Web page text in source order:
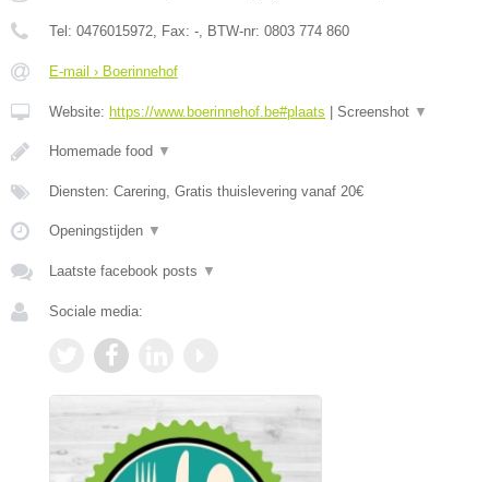
Tel: 0476015972 , Fax: - , BTW-nr: 0803 774 860
E-mail › Boerinnehof
Website: https://www.boerinnehof.be#plaats | Screenshot ▼
Homemade food ▼
Diensten: Carering, Gratis thuislevering vanaf 20€
Openingstijden ▼
Laatste facebook posts ▼
Sociale media: